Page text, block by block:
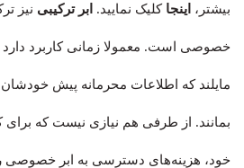
بیشتر، اینجاکلیک نمایید. ابر ترکیبی نیز
خصوصی است. معمولا زمانی کاربرد
مایلند که اطلاعات محرمانه پیش خودشان
بمانند. از طرفی هم نیازی نیست که برای
خود، هزینه‌های دسترسی به ابر خصوصی